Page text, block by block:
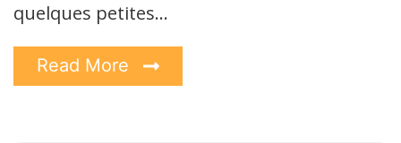
quelques petites…
Read More